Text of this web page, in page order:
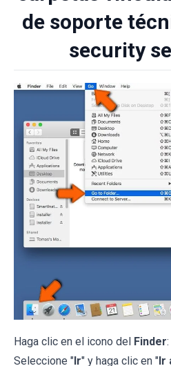
de soporte
security
Haga clic en el icono del Finder
Seleccione "Ir" y haga clic en "Ir